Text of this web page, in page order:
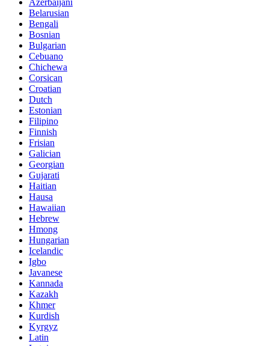
Azerbaijani
Belarusian
Bengali
Bosnian
Bulgarian
Cebuano
Chichewa
Corsican
Croatian
Dutch
Estonian
Filipino
Finnish
Frisian
Galician
Georgian
Gujarati
Haitian
Hausa
Hawaiian
Hebrew
Hmong
Hungarian
Icelandic
Igbo
Javanese
Kannada
Kazakh
Khmer
Kurdish
Kyrgyz
Latin